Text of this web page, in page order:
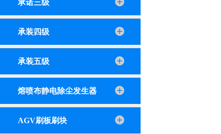
承诺三级
承装四级
承装五级
熔喷布静电除尘发生器
AGV刷板刷块